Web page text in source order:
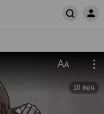
10 ตอน